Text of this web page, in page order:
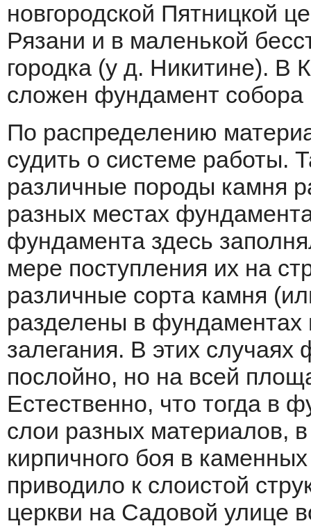
новгородской Пятницкой
Рязани и в маленькой
городка (у д. Никитине). В
сложен фундамент собора
По распределению
судить о системе работы.
различные породы камня
разных местах
фундамента здесь
мере поступления их на
различные сорта камня
разделены в фундаментах
залегания. В этих
послойно, но на всей
Естественно, что тогда в
слои разных материалов,
кирпичного боя в
приводило к слоистой
церкви на Садовой улице